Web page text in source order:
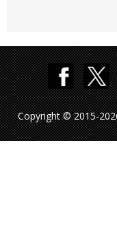
Copyright © 2015-